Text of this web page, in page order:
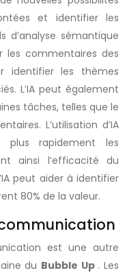
et identifier les
d’analyse sémantique
les commentaires des
identifier les thèmes
L’IA peut également
tâches, telles que le
L’utilisation d’IA
plus rapidement les
ainsi l’efficacité du
peut aider à identifier
80% de la valeur.
est une autre
du Bubble Up . Les